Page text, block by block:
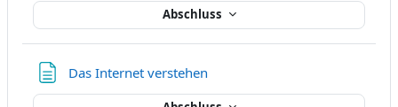
Abschluss
Das Internet verstehen